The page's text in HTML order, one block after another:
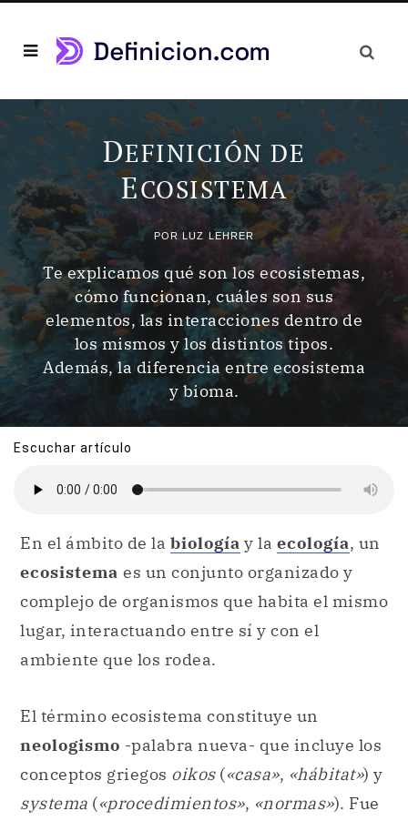
DEFINICIÓN DE
ECOSISTEMA
PORLUZ LEHRER
Te explicamos qué son los ecosistemas,
cómo funcionan, cuáles son sus
elementos, las interacciones dentro de
los mismos y los distintos tipos.
Además, la diferencia entre ecosistema
y bioma.
Escuchar artículo
En el ámbito de la biología y la ecología, un
ecosistema es un conjunto organizado y
complejo de organismos que habita el mismo
lugar, interactuando entre sí y con el
ambiente que los rodea.
El término ecosistema constituye un
neologismo -palabra nueva- que incluye los
conceptos griegos oikos(«casa», «hábitat») y
systema («procedimientos», «normas»). Fue